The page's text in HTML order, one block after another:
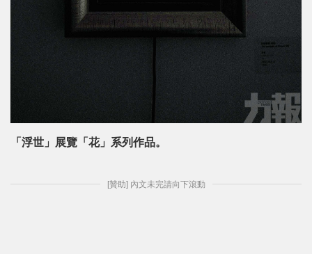
「浮世」展覽「花」系列作品。
[贊助] 內文未完請向下滾動